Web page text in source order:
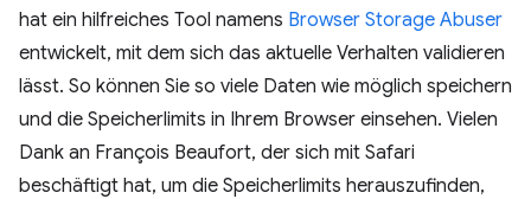
hat ein hilfreiches Tool namens Browser Storage Abuser
entwickelt, mit dem sich das aktuelle Verhalten validieren
lässt. So können Sie so viele Daten wie möglich speichern
und die Speicherlimits in Ihrem Browser einsehen. Vielen
Dank an François Beaufort, der sich mit Safari
beschäftigt hat, um die Speicherlimits herauszufinden,